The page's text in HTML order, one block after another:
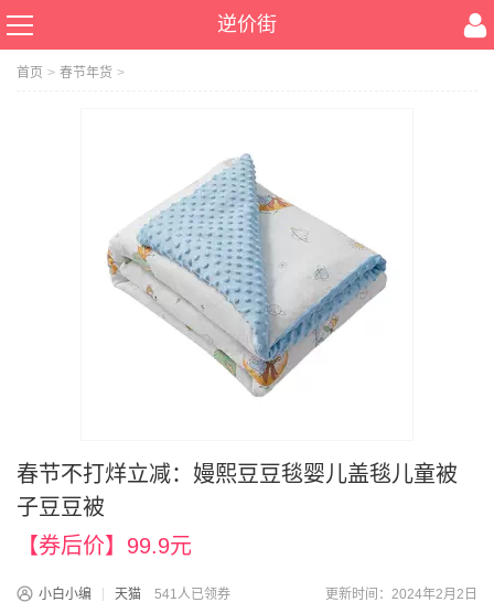
逆价街
首页 > 春节年货 >
春节不打烊立减：嫚熙豆豆毯婴儿盖毯儿童被
子豆豆被
【券后价】99.9元
小白小编 天猫 541人已领券 更新时间：2024年2月2日